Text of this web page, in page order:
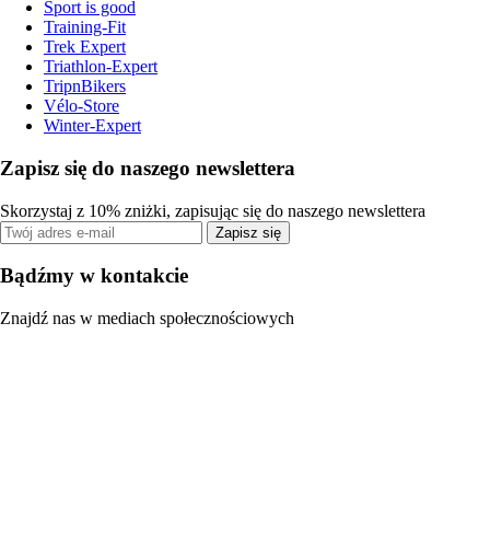
Sport is good
Training-Fit
Trek Expert
Triathlon-Expert
TripnBikers
Vélo-Store
Winter-Expert
Zapisz się do naszego newslettera
Skorzystaj z 10% zniżki, zapisując się do naszego newslettera
Zapisz się
Bądźmy w kontakcie
Znajdź nas w mediach społecznościowych